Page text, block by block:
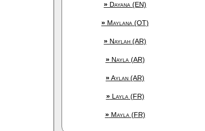
» Dayana (EN)
» Maylana (OT)
» Naylah (AR)
»Nayla (AR)
»Aylan (AR)
»Layla (FR)
»Mayla (FR)